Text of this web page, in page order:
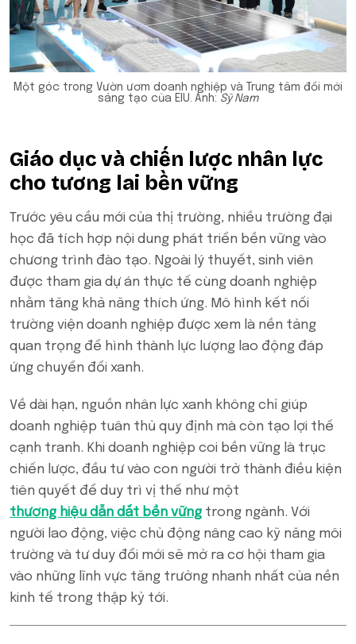
Một góc trong Vườn ươm doanh nghiệp và Trung tâm đổi mới
sáng tạo của EIU. Ảnh: Sỹ Nam
Giáo dục và chiến lược nhân lực
cho tương lai bền vững
Trước yêu cầu mới của thị trường, nhiều trường đại
học đã tích hợp nội dung phát triển bền vững vào
chương trình đào tạo. Ngoài lý thuyết, sinh viên
được tham gia dự án thực tế cùng doanh nghiệp
nhằm tăng khả năng thích ứng. Mô hình kết nối
trường viện doanh nghiệp được xem là nền tảng
quan trọng để hình thành lực lượng lao động đáp
ứng chuyển đổi xanh.
Về dài hạn, nguồn nhân lực xanh không chỉ giúp
doanh nghiệp tuân thủ quy định mà còn tạo lợi thế
cạnh tranh. Khi doanh nghiệp coi bền vững là trục
chiến lược, đầu tư vào con người trở thành điều kiện
tiên quyết để duy trì vị thế như một
thương hiệu dẫn dắt bền vững trong ngành. Với
người lao động, việc chủ động nâng cao kỹ năng môi
trường và tư duy đổi mới sẽ mở ra cơ hội tham gia
vào những lĩnh vực tăng trưởng nhanh nhất của nền
kinh tế trong thập kỷ tới.